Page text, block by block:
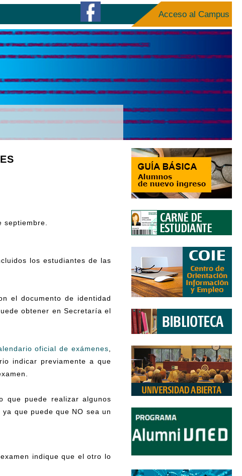
Acceso al Campus
los estudiantes de las
el documento de identidad
obtener en Secretaría el
oficial de exámenes
indicar previamente a que
que puede realizar algunos
que puede que NO sea un
indique que el otro lo